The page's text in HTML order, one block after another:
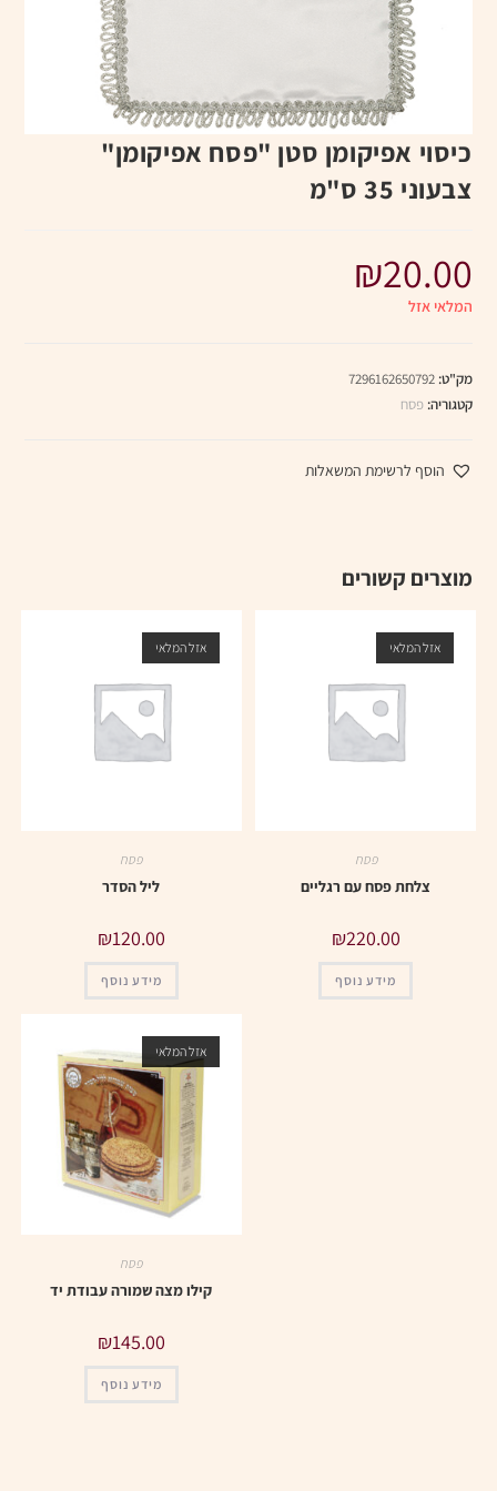
כיסוי אפיקומן סטן "פסח אפיקומן"
צבעוני 35 ס"מ
₪20.00
המלאי אזל
מק"ט:7296162650792
קטגוריה:פסח
הוסף לרשימת המשאלות
מוצרים קשורים
אזל המלאי
פסח
ליל הסדר
₪120.00
מידע נוסף
אזל המלאי
פסח
צלחת פסח עם רגליים
₪220.00
מידע נוסף
אזל המלאי
פסח
קילו מצה שמורה עבודת יד
₪145.00
מידע נוסף